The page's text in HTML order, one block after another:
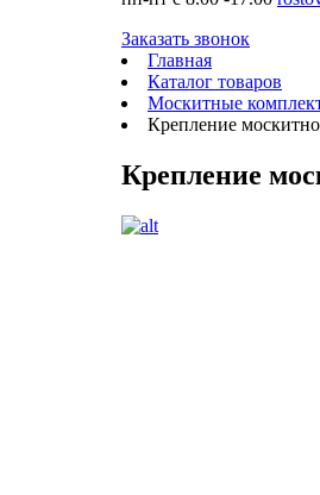
Заказать звонок
Главная
Каталог товаров
Москитные
Крепление
Крепление